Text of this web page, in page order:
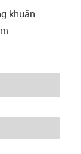
khuẩn